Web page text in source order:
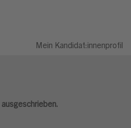
Mein Kandidat:innenprofil